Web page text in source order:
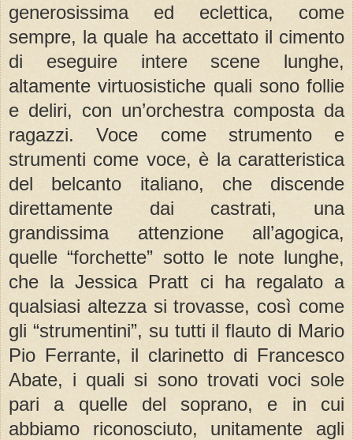
generosissima ed eclettica, come
sempre, la quale ha accettato il cimento
di eseguire intere scene lunghe,
altamente virtuosistiche quali sono follie
e deliri, con un’orchestra composta da
ragazzi. Voce come strumento e
strumenti come voce, è la caratteristica
del belcanto italiano, che discende
direttamente dai castrati, una
grandissima attenzione all’agogica,
quelle “forchette” sotto le note lunghe,
che la Jessica Pratt ci ha regalato a
qualsiasi altezza si trovasse, così come
gli “strumentini”, su tutti il flauto di Mario
Pio Ferrante, il clarinetto di Francesco
Abate, i quali si sono trovati voci sole
pari a quelle del soprano, e in cui
abbiamo riconosciuto, unitamente agli